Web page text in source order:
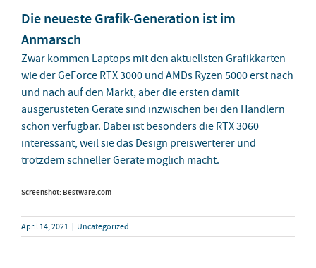
Die neueste Grafik-Generation ist im
Anmarsch
Zwar kommen Laptops mit den aktuellsten Grafikkarten
wie der GeForce RTX 3000 und AMDs Ryzen 5000 erst nach
und nach auf den Markt, aber die ersten damit
ausgerüsteten Geräte sind inzwischen bei den Händlern
schon verfügbar. Dabei ist besonders die RTX 3060
interessant, weil sie das Design preiswerterer und
trotzdem schneller Geräte möglich macht.
Screenshot: Bestware.com
April 14, 2021 | Uncategorized